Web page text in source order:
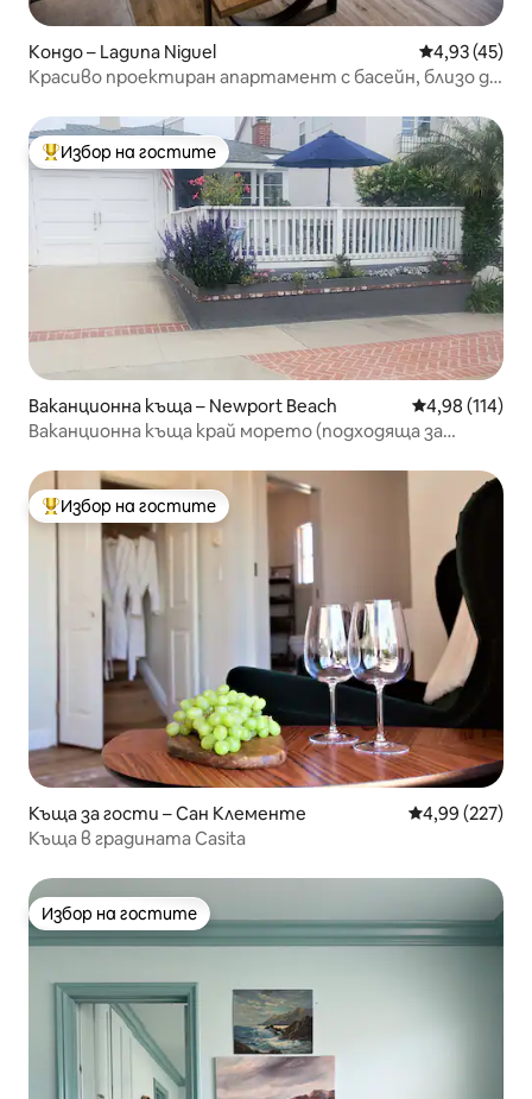
Кондо – Laguna Niguel Средна
4,93 (45)
Красиво проектиран апартамент с басейн, близо до
Най-популярен избор на гостите
Избор на гостите
Ваканционна къща – Newport Beach Средна
4,98 (114)
Ваканционна къща край морето (подходяща за
Най-популярен избор на гостите
Избор на гостите
Къща за гости – Сан Клементе Средна
4,99 (227)
Къща в градината Casita
Избор на гостите
Избор на гостите